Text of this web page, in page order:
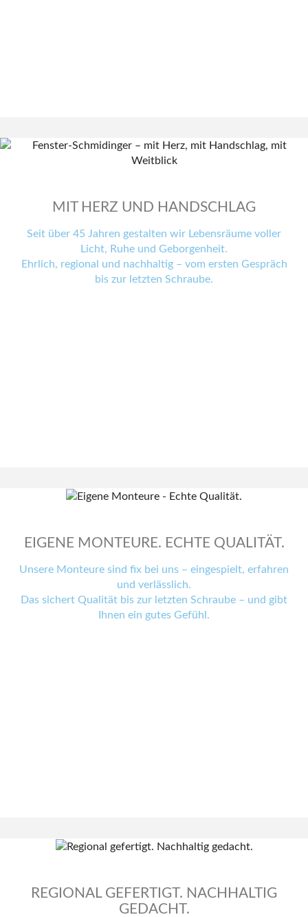
MIT HERZ UND HANDSCHLAG
Seit über 45 Jahren gestalten wir Lebensräume voller
Licht, Ruhe und Geborgenheit.
Ehrlich, regional und nachhaltig – vom ersten Gespräch
bis zur letzten Schraube.
EIGENE MONTEURE. ECHTE QUALITÄT.
Unsere Monteure sind fix bei uns – eingespielt, erfahren
und verlässlich.
Das sichert Qualität bis zur letzten Schraube – und gibt
Ihnen ein gutes Gefühl.
REGIONAL GEFERTIGT. NACHHALTIG
GEDACHT.